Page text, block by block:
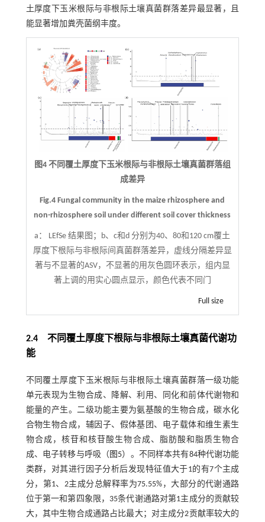
土厚度下玉米根际与非根际土壤真菌群落差异最显著，且
能显著增加粪壳菌纲丰度。
图4 不同覆土厚度下玉米根际与非根际土壤真菌群落组
成差异
Fig.4 Fungal community in the maize rhizosphere and
non-rhizosphere soil under different soil cover thickness
a： LEfSe 结果图；b、c和d 分别为40、80和120 cm覆土
厚度下根际与非根际间真菌群落差异，虚线分隔差异显
著与不显著的ASV，不显著的用灰色圆环表示，组内显
著上调的用实心圆点显示，颜色代表不同门
Full size
2.4 不同覆土厚度下根际与非根际土壤真菌代谢功
能
不同覆土厚度下玉米根际与非根际土壤真菌群落一级功能
单元表现为生物合成、降解、利用、同化和前体代谢物和
能量的产生。二级功能主要为氨基酸的生物合成，碳水化
合物生物合成，辅因子、假体基团、电子载体和维生素生
物合成，核苷和核苷酸生物合成、脂肪酸和脂质生物合
成、电子转移与呼吸（ 图5）。不同样本共有84种代谢功能
类群，对其进行因子分析后发现特征值大于1的有7个主成
分，第1、2主成分总解释率为75.55%，大部分的代谢通路
位于第一和第四象限，35条代谢通路对第1主成分的贡献较
大，其中生物合成通路占比最大；对主成分2贡献率较大的